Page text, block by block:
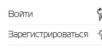
Войти
Зарегистрироваться